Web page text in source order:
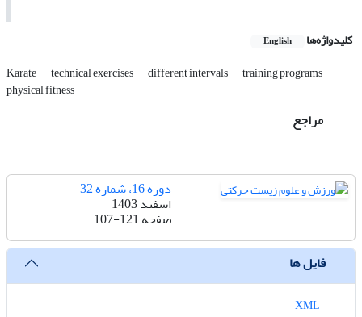
کلیدواژه‌ها English
Karate technical exercises different intervals training programs
physical fitness
مراجع
دوره 16، شماره 32
اسفند 1403
صفحه107-121
فایل ها